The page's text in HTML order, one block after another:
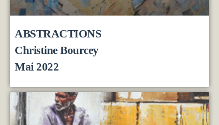
ABSTRACTIONS
Christine Bourcey
Mai 2022